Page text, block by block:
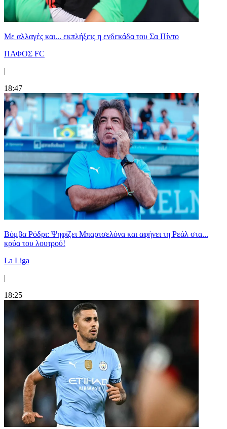
Με αλλαγές και... εκπλήξεις η ενδεκάδα του Σα Πίντο
ΠΑΦΟΣ FC
|
18:47
Βόμβα Ρόδρι: Ψηφίζει Μπαρτσελόνα και αφήνει τη Ρεάλ στα...
κρύα του λουτρού!
La Liga
|
18:25